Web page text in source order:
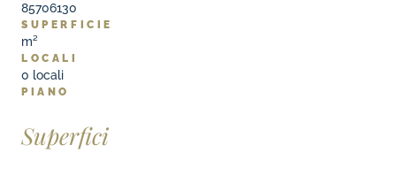
85706130
SUPERFICIE
m²
LOCALI
0 locali
PIANO
Superfici